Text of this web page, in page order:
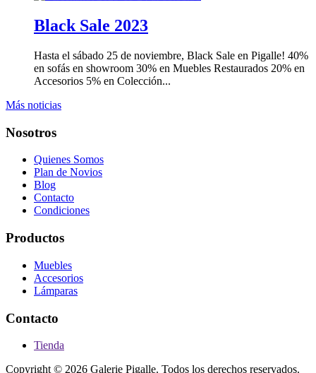
Black Sale 2023
Hasta el sábado 25 de noviembre, Black Sale en Pigalle! 40%
en sofás en showroom 30% en Muebles Restaurados 20% en
Accesorios 5% en Colección...
Más noticias
Nosotros
Quienes Somos
Plan de Novios
Blog
Contacto
Condiciones
Productos
Muebles
Accesorios
Lámparas
Contacto
Tienda
Copyright © 2026 Galerie Pigalle. Todos los derechos reservados.